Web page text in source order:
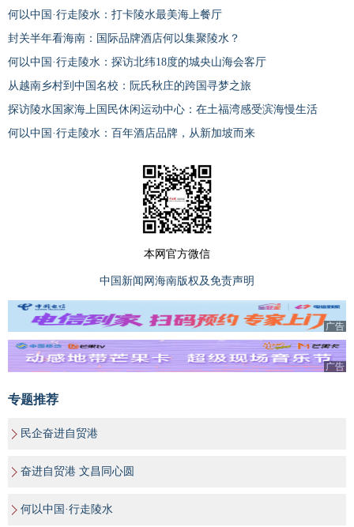
何以中国·行走陵水：打卡陵水最美海上餐厅
封关半年看海南：国际品牌酒店何以集聚陵水？
何以中国·行走陵水：探访北纬18度的城央山海会客厅
从越南乡村到中国名校：阮氏秋庄的跨国寻梦之旅
探访陵水国家海上国民休闲运动中心：在土福湾感受滨海慢生活
何以中国·行走陵水：百年酒店品牌，从新加坡而来
本网官方微信
中国新闻网海南版权及免责声明
广告
广告
专题推荐
民企奋进自贸港
奋进自贸港 文昌同心圆
何以中国·行走陵水